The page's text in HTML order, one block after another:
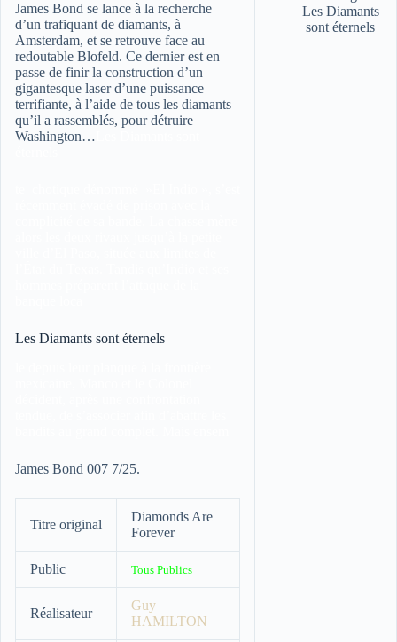
James Bond se lance à la recherche
d’un trafiquant de diamants, à
Amsterdam, et se retrouve face au
redoutable Blofeld. Ce dernier est en
passe de finir la construction d’un
gigantesque laser d’une puissance
terrifiante, à l’aide de tous les diamants
qu’il a rassemblés, pour détruire
Washington…
Les Diamants sont éternels
James Bond 007 7/25.
Titre original
Diamonds Are
Forever
Public Tous Publics
Réalisateur
Guy
HAMILTON